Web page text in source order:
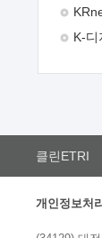
육성하
ETRI
(2 ~ 3
희망기
매칭
26일
클린ETRI
개인정보처